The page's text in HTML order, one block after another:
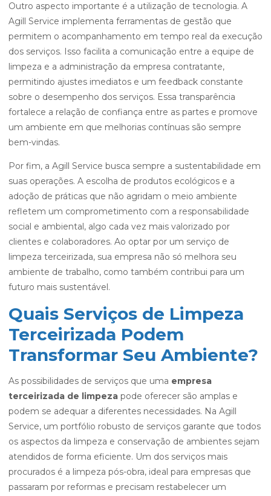
Outro aspecto importante é a utilização de tecnologia. A
Agill Service implementa ferramentas de gestão que
permitem o acompanhamento em tempo real da execução
dos serviços. Isso facilita a comunicação entre a equipe de
limpeza e a administração da empresa contratante,
permitindo ajustes imediatos e um feedback constante
sobre o desempenho dos serviços. Essa transparência
fortalece a relação de confiança entre as partes e promove
um ambiente em que melhorias contínuas são sempre
bem-vindas.
Por fim, a Agill Service busca sempre a sustentabilidade em
suas operações. A escolha de produtos ecológicos e a
adoção de práticas que não agridam o meio ambiente
refletem um comprometimento com a responsabilidade
social e ambiental, algo cada vez mais valorizado por
clientes e colaboradores. Ao optar por um serviço de
limpeza terceirizada, sua empresa não só melhora seu
ambiente de trabalho, como também contribui para um
futuro mais sustentável.
Quais Serviços de Limpeza
Terceirizada Podem
Transformar Seu Ambiente?
As possibilidades de serviços que uma empresa
terceirizada de limpeza pode oferecer são amplas e
podem se adequar a diferentes necessidades. Na Agill
Service, um portfólio robusto de serviços garante que todos
os aspectos da limpeza e conservação de ambientes sejam
atendidos de forma eficiente. Um dos serviços mais
procurados é a limpeza pós-obra, ideal para empresas que
passaram por reformas e precisam restabelecer um